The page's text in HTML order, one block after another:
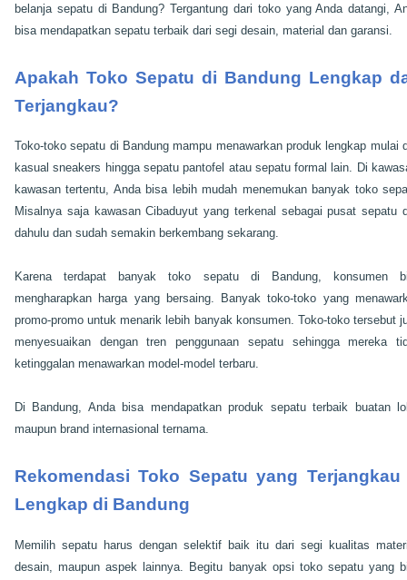
belanja sepatu di Bandung? Tergantung dari toko yang Anda datangi,
bisa mendapatkan sepatu terbaik dari segi desain, material dan garansi.
Apakah Toko Sepatu di Bandung Lengkap
Terjangkau?
Toko-toko sepatu di Bandung mampu menawarkan produk lengkap mulai
kasual sneakers hingga sepatu pantofel atau sepatu formal lain. Di
kawasan tertentu, Anda bisa lebih mudah menemukan banyak toko
Misalnya saja kawasan Cibaduyut yang terkenal sebagai pusat sepatu
dahulu dan sudah semakin berkembang sekarang.
Karena terdapat banyak toko sepatu di Bandung, konsumen
mengharapkan harga yang bersaing. Banyak toko-toko yang
promo-promo untuk menarik lebih banyak konsumen. Toko-toko tersebut
menyesuaikan dengan tren penggunaan sepatu sehingga mereka
ketinggalan menawarkan model-model terbaru.
Di Bandung, Anda bisa mendapatkan produk sepatu terbaik buatan
maupun brand internasional ternama.
Rekomendasi Toko Sepatu yang Terjangkau
Lengkap di Bandung
Memilih sepatu harus dengan selektif baik itu dari segi kualitas
desain, maupun aspek lainnya. Begitu banyak opsi toko sepatu yang